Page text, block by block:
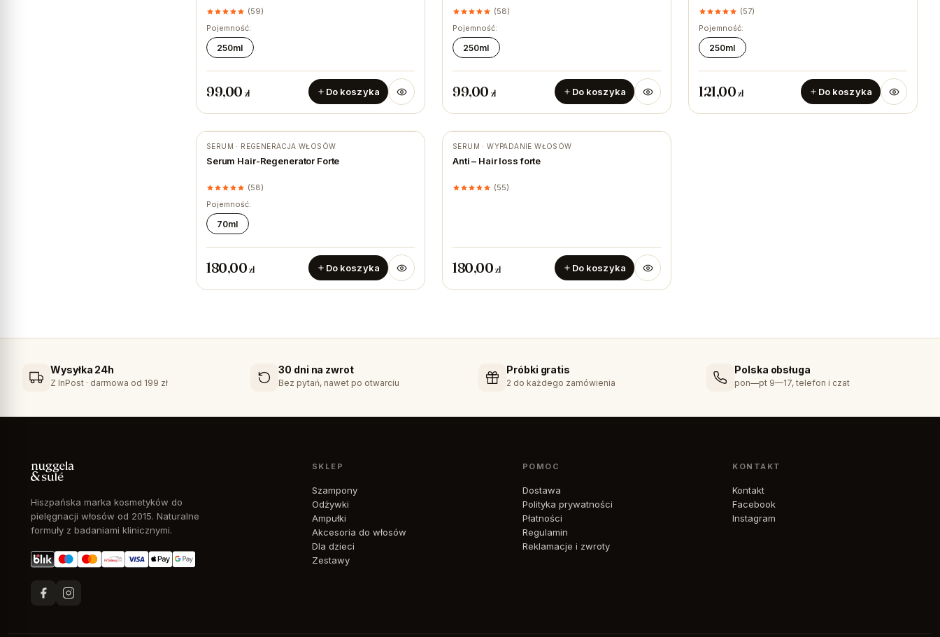
(59)
Pojemność:
250ml
99,00 zł Do koszyka
(58)
Pojemność:
250ml
99,00 zł Do koszyka
(57)
Pojemność:
250ml
121,00zł Do koszyka
SERUM · REGENERACJA WŁOSÓW
Serum Hair-Regenerator Forte
(58)
Pojemność:
70ml
180,00zł Do koszyka
SERUM · WYPADANIE WŁOSÓW
Anti – Hair loss forte
(55)
180,00zł Do koszyka
Wysyłka 24h
Z InPost · darmowa od 199 zł
30 dni na zwrot
Bez pytań, nawet po otwarciu
Próbki gratis
2 do każdego zamówienia
Polska obsługa
pon—pt 9—17, telefon i czat
Hiszpańska marka kosmetyków do
pielęgnacji włosów od 2015. Naturalne
formuły z badaniami klinicznymi.
SKLEP
Szampony
Odżywki
Ampułki
Akcesoria do włosów
Dla dzieci
Zestawy
POMOC
Dostawa
Polityka prywatności
Płatności
Regulamin
Reklamacje i zwroty
KONTAKT
Kontakt
Facebook
Instagram